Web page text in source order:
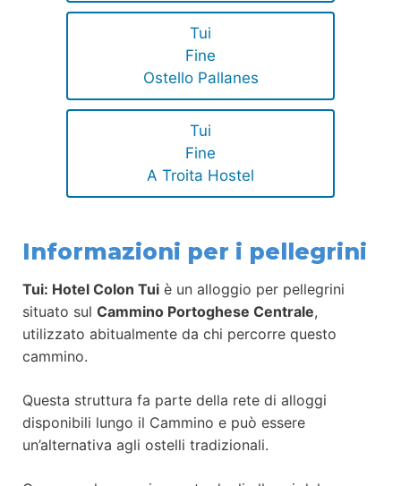
Tui
Fine
Ostello Pallanes
Tui
Fine
A Troita Hostel
Informazioni per i pellegrini
Tui: Hotel Colon Tui è un alloggio per pellegrini
situato sul Cammino Portoghese Centrale,
utilizzato abitualmente da chi percorre questo
cammino.
Questa struttura fa parte della rete di alloggi
disponibili lungo il Cammino e può essere
un’alternativa agli ostelli tradizionali.